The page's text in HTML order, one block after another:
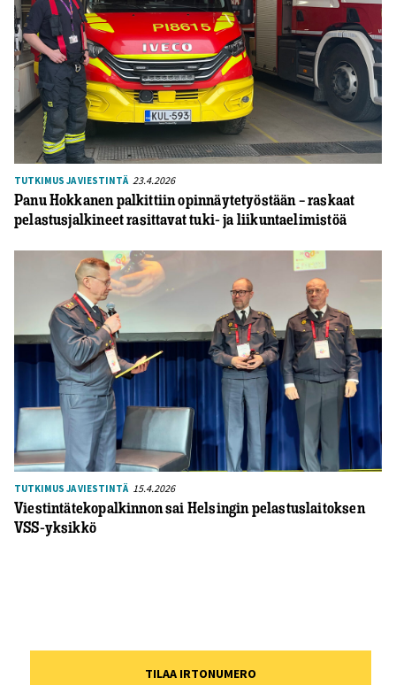
TUTKIMUS JA VIESTINTÄ 23.4.2026
Panu Hokkanen palkittiin opinnäytetyöstään – raskaat
pelastusjalkineet rasittavat tuki- ja liikuntaelimistöä
TUTKIMUS JA VIESTINTÄ 15.4.2026
Viestintätekopalkinnon sai Helsingin pelastuslaitoksen
VSS-yksikkö
TILAA IRTONUMERO